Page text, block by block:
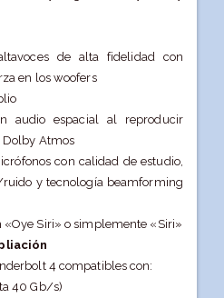
de alta fidelidad con
en los woofers
audio espacial al reproducir
Dolby Atmos
con calidad de estudio,
y tecnología beamforming
Siri» o simplemente «Siri»
4 compatibles con:
40 Gb/s)